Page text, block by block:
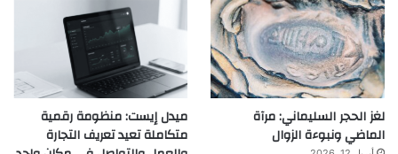
لغز الحجر السليماني: مرآة
الماضي ونبوءة الزوال
ميدل إيست: منظومة رقمية
متكاملة تعيد تعريف التجارة